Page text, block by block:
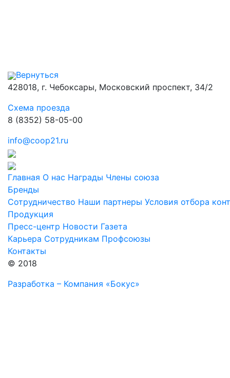
Вернуться
428018, г. Чебоксары, Московский проспект, 34/2
Схема проезда
8 (8352) 58-05-00
info@coop21.ru
Главная О нас Награды Члены союза
Бренды
Сотрудничество Наши партнеры Условия отбора
Продукция
Пресс-центр Новости Газета
Карьера Сотрудникам Профсоюзы
Контакты
© 2018
Разработка – Компания «Бокус»